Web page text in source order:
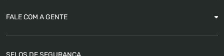
FALE COM A GENTE